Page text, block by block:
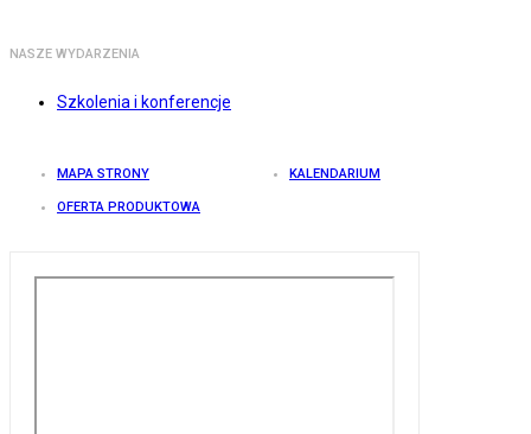
NASZE WYDARZENIA
Szkolenia i konferencje
MAPA STRONY KALENDARIUM
OFERTA PRODUKTOWA